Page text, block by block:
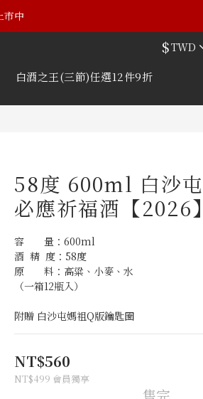
念酒
市中
$TWD
白酒之王(三節)任選12件9折
58度 600ml 白沙
必應祈福酒【2026】
容　　量：600ml
酒  精  度：58度
原　　料：高粱、小麥、水
（一箱12瓶入）
附贈 白沙屯媽祖Q版鑰匙圈
NT$560
NT$499 會員獨享